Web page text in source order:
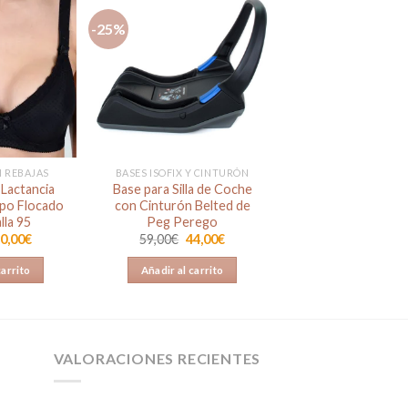
Añadir
a la
lista de
deseos
REBAJAS
Flocado
95
precio
€El
-25%
Añadir
a la
lista de
deseos
BASES ISOFIX Y CINTURÓN
Base para Silla de Coche
con Cinturón Belted de
Peg Perego
59,00€ El
precio
original
era:
44,00€El
Añadir al carrito
VALORACIONES RECIENTES